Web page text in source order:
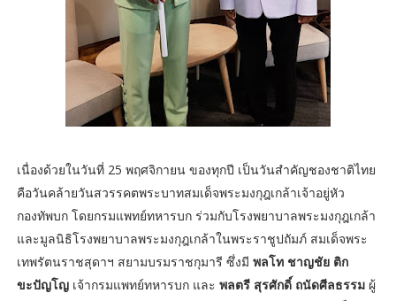
เนื่องด้วยในวันที่ 25 พฤศจิกายน ของทุกปี เป็นวันสำคัญชองชาติไทย
คือวันคล้ายวันสวรรคตพระบาทสมเด็จพระมงกุฎเกล้าเจ้าอยู่หัว
กองทัพบก โดยกรมแพทย์ทหารบก ร่วมกับโรงพยาบาลพระมงกุฎเกล้า
และมูลนิธิโรงพยาบาลพระมงกุฎเกล้าในพระราชูปถัมภ์ สมเด็จพระ
เทพรัตนราชสุดาฯ สยามบรมราชกุมารี ซึ่งมี พลโท ชาญชัย ติก
ขะปัญโญเจ้ากรมแพทย์ทหารบก และ พลตรี สุรศักดิ์ ถนัดศีลธรรม ผู้